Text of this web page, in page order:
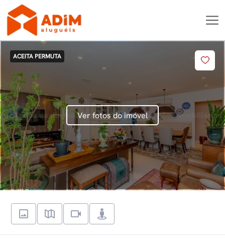
ACEITA PERMUTA
Ver fotos do imóvel